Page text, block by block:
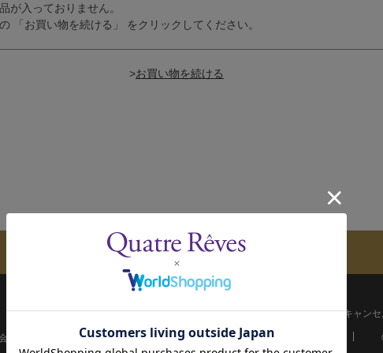
が入っておりません。
「お買い物を続ける」 をクリックしてください。
>
メールマガジンのご案内
配送について お支払い方法 決済について
キャン
員ページ 宝塚歌劇共通ID新規会員登録